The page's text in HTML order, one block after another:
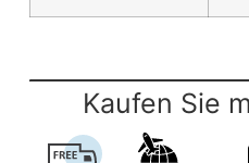
Kaufen Sie